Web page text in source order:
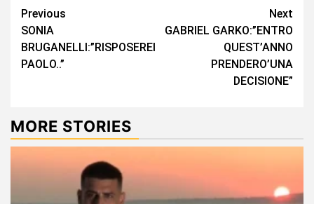
Continue
Reading
Previous
SONIA
BRUGANELLI:”RISPOSEREI
PAOLO..”
Next
GABRIEL GARKO:”ENTRO
QUEST’ANNO
PRENDERO’UNA
DECISIONE”
MORE STORIES